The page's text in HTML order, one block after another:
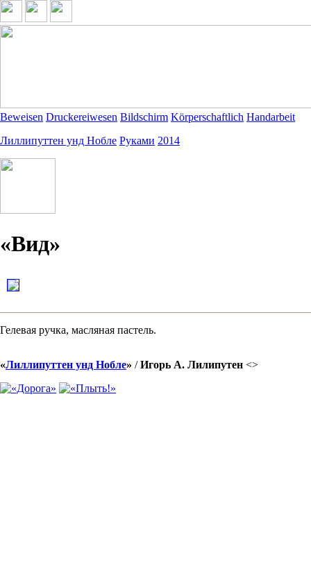
Beweisen Druckereiwesen Bildschirm Körperschaftlich Handarbeit
Лиллипуттен унд Нобле Руками 2014
«Вид»
Гелевая ручка, масляная пастель.
«Лиллипуттен унд Нобле» /Игорь А. Лилипутен <>